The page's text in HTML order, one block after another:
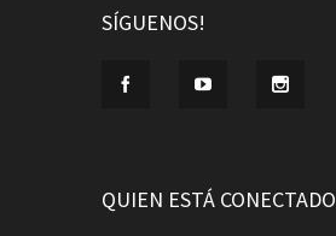
SÍGUENOS!
QUIEN ESTÁ CONECTADO